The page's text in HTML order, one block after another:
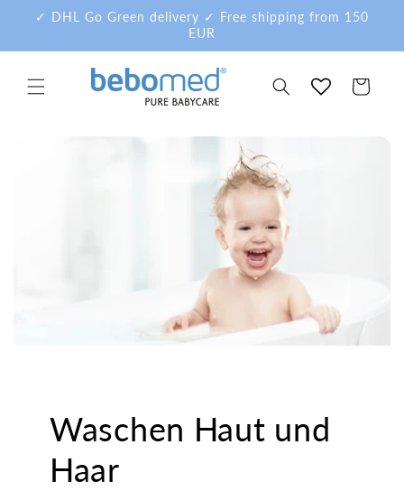
Skip to
✓ DHL Go Green delivery ✓ Free shipping from 150
EUR
Cart
Waschen Haut und
Haar